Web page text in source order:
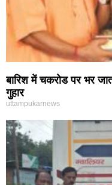
बारिश में चकरोड पर भर
गुहार
uttampukarnews